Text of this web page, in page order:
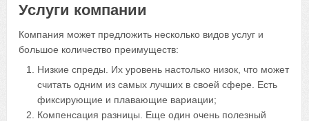
Услуги компании
Компания может предложить несколько видов услуг и
большое количество преимуществ:
Низкие спреды. Их уровень настолько низок, что может
считать одним из самых лучших в своей сфере. Есть
фиксирующие и плавающие вариации;
Компенсация разницы. Еще один очень полезный